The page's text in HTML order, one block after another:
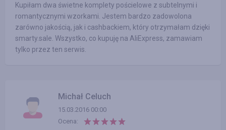
Kupiłam dwa świetne komplety pościelowe z subtelnymi i
romantycznymi wzorkami. Jestem bardzo zadowolona
zarówno jakością, jak i cashbackiem, który otrzymałam dzięki
smarty.sale. Wszystko, co kupuję na AliExpress, zamawiam
tylko przez ten serwis.
Michał Celuch
15.03.2016 00:00
Ocena: